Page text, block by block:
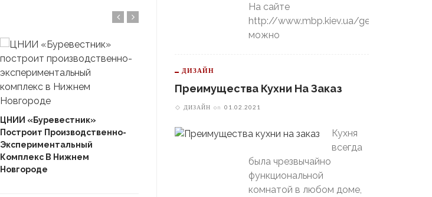
ЦНИИ «Буревестник»
Построит Производственно-
Экспериментальный
Комплекс В Нижнем
Новгороде
Екатеринбургский
Плей-Офф, Даже Не Доиграв
В Свердловской Области
На сайте
http://www.mbp.kiev.ua/geology
можно
ДИЗАЙН
Преимущества Кухни На Заказ
ДИЗАЙН on 01.02.2021
Кухня
всегда
была чрезвычайно
функциональной
комнатой в любом доме,